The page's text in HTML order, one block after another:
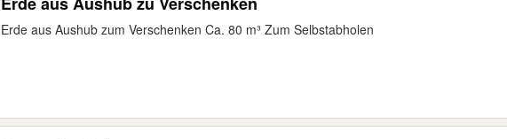
Erde aus Aushub zum Verschenken Ca. 80 m³ Zum Selbstabholen